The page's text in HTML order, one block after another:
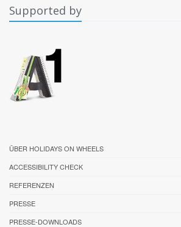
Supported by
ÜBER HOLIDAYS ON WHEELS
ACCESSIBILITY CHECK
REFERENZEN
PRESSE
PRESSE-DOWNLOADS